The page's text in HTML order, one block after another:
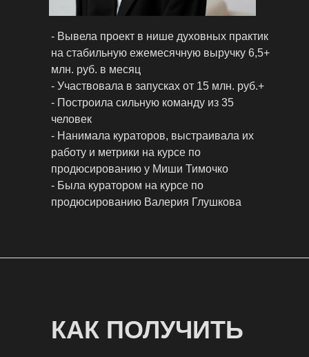
- Вывела проект в нише духовных практик
на стабильную ежемесячную выручку 6,5+
млн. руб. в месяц
- Участвовала в запусках от 15 млн. руб.+
- Построила сильную команду из 35
человек
- Нанимала кураторов, выстраивала их
работу и метрики на курсе по
продюсированию у Миши Тимочко
- Была куратором на курсе по
продюсированию Валерия Глушкова
КАК ПОЛУЧИТЬ